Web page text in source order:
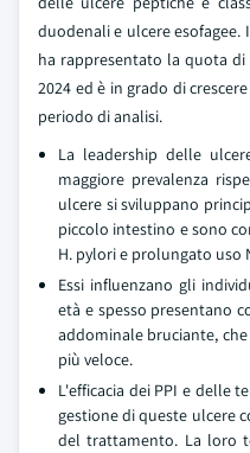
duodenali e ulcere
ha rappresentato la quota
2024 ed è in grado di
periodo di analisi.
La leadership delle
maggiore prevalenza
ulcere si sviluppano
piccolo intestino e sono
H. pylori e prolungato uso
Essi influenzano gli
età e spesso presentano
addominale bruciante,
più veloce.
L'efficacia dei PPI e delle
gestione di queste ulcere
del trattamento. La loro